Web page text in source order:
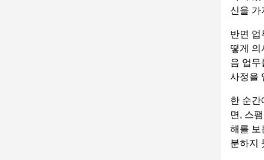
신을 가
반면 업
떻게 의
음 업무
사정을
한 순간
면, 스
해를 보
분하지